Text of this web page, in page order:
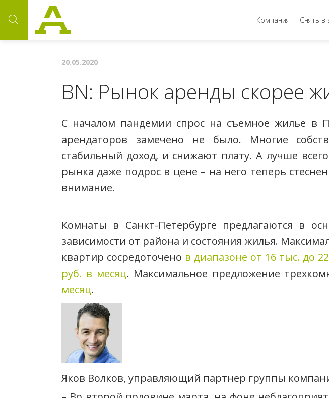
Компания Снять в
20.05.2020
BN: Рынок аренды скорее
С началом пандемии спрос на съемное жилье в
арендаторов замечено не было. Многие
стабильный доход, и снижают плату. А лучше
рынка даже подрос в цене – на него теперь
внимание.
Комнаты в Санкт-Петербурге предлагаются в
зависимости от района и состояния жилья.
квартир сосредоточено в диапазоне от 16 тыс. до
руб. в месяц. Максимальное предложение
месяц.
Яков Волков, управляющий партнер группы